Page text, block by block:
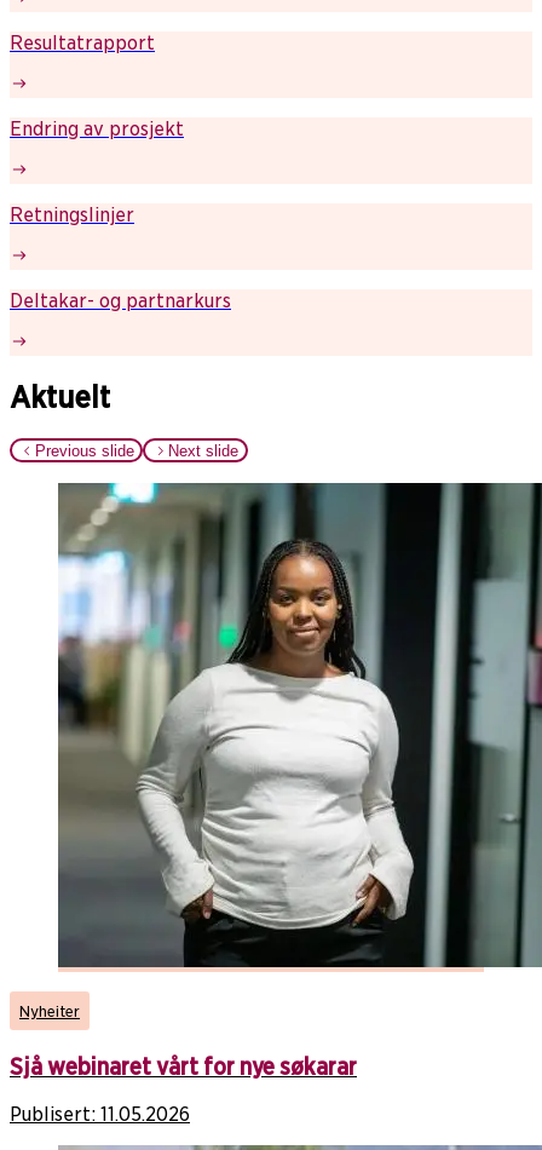
Resultatrapport
Endring av prosjekt
Retningslinjer
Deltakar- og partnarkurs
Aktuelt
Previous slide Next slide
Nyheiter
Sjå webinaret vårt for nye søkarar
Publisert: 11.05.2026